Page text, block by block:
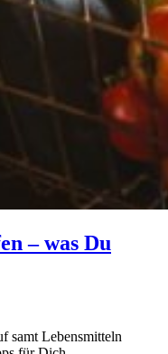
– was Du
samt Lebensmitteln